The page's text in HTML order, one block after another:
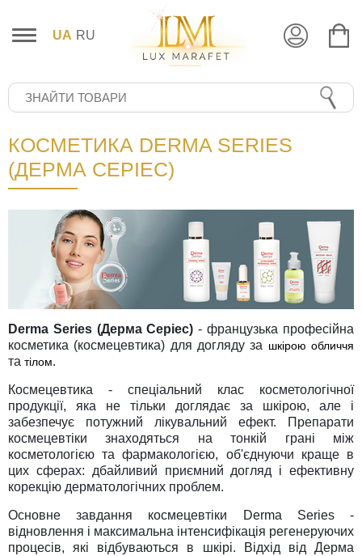
UA RU
КОСМЕТИКА DERMA SERIES
(ДЕРМА СЕРІЕС)
Derma Series (Дерма Серіес) - французька професійна
косметика (космецевтика) для догляду за шкірою обличчя
та тілом.
Космецевтика - спеціальний клас косметологічної
продукції, яка не тільки доглядає за шкірою, але і
забезпечує потужний лікувальний ефект. Препарати
космецевтіки знаходяться на тонкій грані між
косметологією та фармакологією, об'єднуючи краще в
цих сферах: дбайливий приємний догляд і ефективну
корекцію дерматологічних проблем.
Основне завдання космецевтіки Derma Series -
відновлення і максимальна інтенсифікація регенеруючих
процесів, які відбуваються в шкірі. Відхід від Дерма